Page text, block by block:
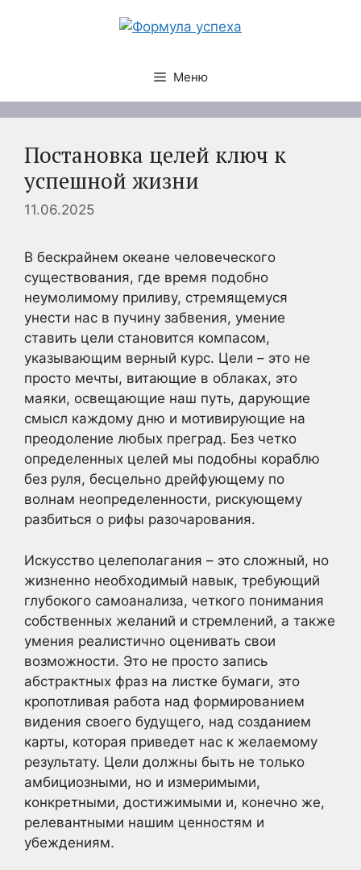
Меню
Постановка целей ключ к
успешной жизни
11.06.2025
В бескрайнем океане человеческого
существования, где время подобно
неумолимому приливу, стремящемуся
унести нас в пучину забвения, умение
ставить цели становится компасом,
указывающим верный курс. Цели – это не
просто мечты, витающие в облаках, это
маяки, освещающие наш путь, дарующие
смысл каждому дню и мотивирующие на
преодоление любых преград. Без четко
определенных целей мы подобны кораблю
без руля, бесцельно дрейфующему по
волнам неопределенности, рискующему
разбиться о рифы разочарования.
Искусство целеполагания – это сложный, но
жизненно необходимый навык, требующий
глубокого самоанализа, четкого понимания
собственных желаний и стремлений, а также
умения реалистично оценивать свои
возможности. Это не просто запись
абстрактных фраз на листке бумаги, это
кропотливая работа над формированием
видения своего будущего, над созданием
карты, которая приведет нас к желаемому
результату. Цели должны быть не только
амбициозными, но и измеримыми,
конкретными, достижимыми и, конечно же,
релевантными нашим ценностям и
убеждениям.